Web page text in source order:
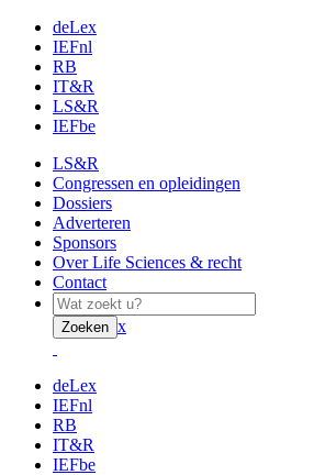
deLex
IEFnl
RB
IT&R
LS&R
IEFbe
LS&R
Congressen en opleidingen
Dossiers
Adverteren
Sponsors
Over Life Sciences & recht
Contact
Zoeken x
deLex
IEFnl
RB
IT&R
IEFbe